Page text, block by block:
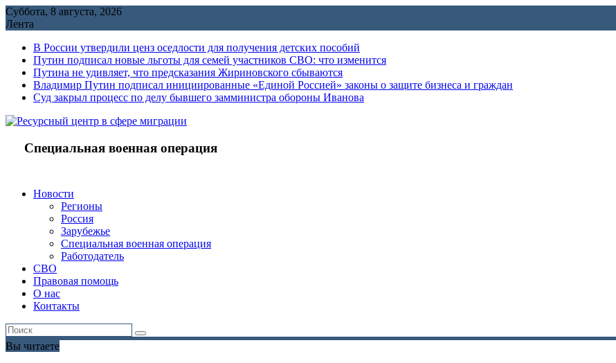
Перейти
к
Суббота, 8 августа, 2026
Лента
В России утвердили ценз оседлости для получения детских пособий
Путин подписал новые льготы для семей участников СВО: что изменится
Путина не удивляет, что предсказания Жириновского сбываются
Владимир Путин подписал инициированные «Единой Россией» законы о защите бизнеса и граждан
Cуд закрыл процесс по делу бывшего замминистра обороны Иванова
Специальная военная операция
Новости
Регионы
Россия
Зарубежье
Специальная военная операция
Работодатель
СВО
Правовая помощь
О нас
Контакты
Вы читаете